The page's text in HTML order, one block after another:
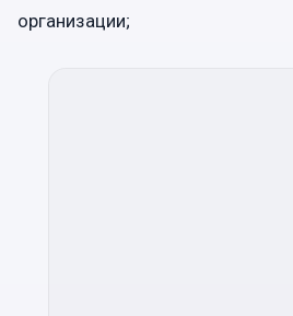
организации;